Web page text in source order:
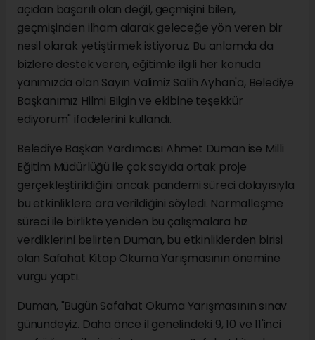
açıdan başarılı olan değil, geçmişini bilen,
geçmişinden ilham alarak geleceğe yön veren bir
nesil olarak yetiştirmek istiyoruz. Bu anlamda da
bizlere destek veren, eğitimle ilgili her konuda
yanımızda olan Sayın Valimiz Salih Ayhan'a, Belediye
Başkanımız Hilmi Bilgin ve ekibine teşekkür
ediyorum" ifadelerini kullandı.
Belediye Başkan Yardımcısı Ahmet Duman ise Milli
Eğitim Müdürlüğü ile çok sayıda ortak proje
gerçekleştirildiğini ancak pandemi süreci dolayısıyla
bu etkinliklere ara verildiğini söyledi. Normalleşme
süreci ile birlikte yeniden bu çalışmalara hız
verdiklerini belirten Duman, bu etkinliklerden birisi
olan Safahat Kitap Okuma Yarışmasının önemine
vurgu yaptı.
Duman, "Bugün Safahat Okuma Yarışmasının sınav
günündeyiz. Daha önce il genelindeki 9, 10 ve 11'inci